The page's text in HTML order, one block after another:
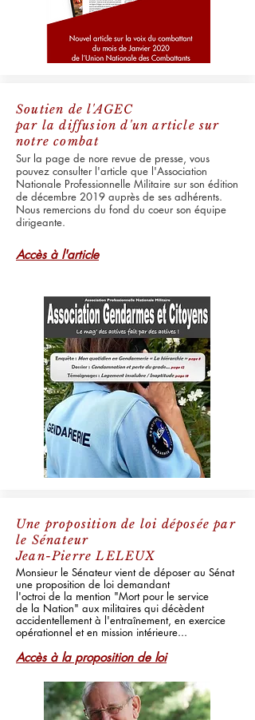
Soutien de l'AGEC
par la diffusion d'un article sur
notre combat
Sur la page de nore revue de presse, vous
pouvez consulter l'article que l'Association
Nationale Professionnelle Militaire sur son édition
de décembre 2019 auprès de ses adhérents.
Nous remercions du fond du coeur son équipe
dirigeante.
Accès à l'article
Une proposition de loi déposée par
le Sénateur
Jean-Pierre LELEUX
Monsieur le Sénateur vient de déposer au Sénat
une proposition de loi demandant
l'octroi de la mention "Mort pour le service
de la Nation" aux militaires qui décèdent
accidentellement à l'entraînement, en exercice
opérationnel et en mission intérieure...
Accès à la proposition de loi